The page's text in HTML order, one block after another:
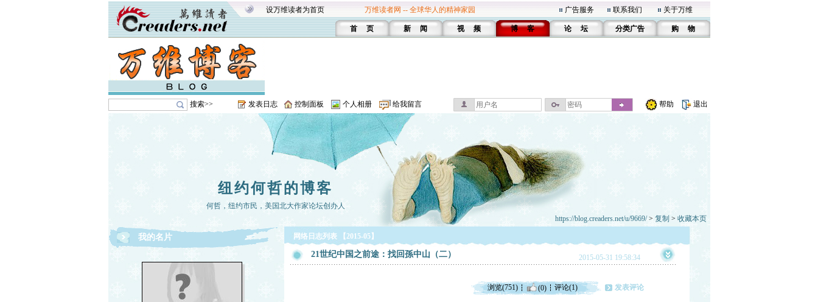
设万维读者为首页 万维读者网 -- 全球华人的精神家园 广告服务 联系我们 关于万维
首 页 新 闻 视 频 博 客 论 坛 分类广告 购 物
搜索>> 发表日志 控制面板 个人相册 给我留言 帮助 退出
纽约何哲的博客
何哲，纽约市民，美国北大作家论坛创办人
https://blog.creaders.net/u/9669/> 复制 > 收藏本页
我的名片 网络日志列表 【2015-05】
21世纪中国之前途：找回孫中山（二） 2015-05-31 19:58:34
浏览(751) (0) 评论(1) 发表评论